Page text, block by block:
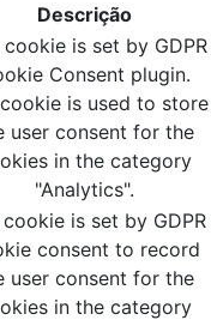
Descrição
cookie is set by GDPR
Consent plugin.
is used to store
user consent for the
in the category
"Analytics".
is set by GDPR
consent to record
user consent for the
in the category